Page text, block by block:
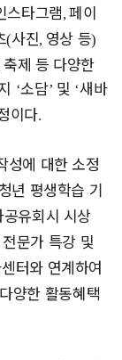
스타그램,페이
(사진, 영상 등)
제 등 다양한
‘소담’ 및 ‘새바
이다.
성에 대한 소정
년 평생학습 기
유회시 시상
문가 특강 및
터와 연계하여
양한 활동혜택